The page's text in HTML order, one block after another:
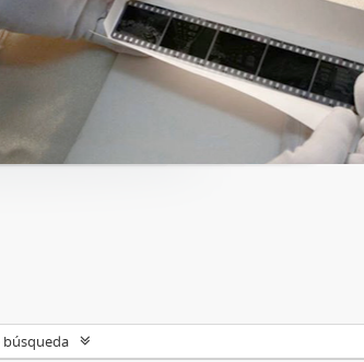
búsqueda